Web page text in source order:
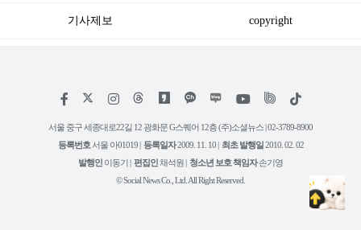
기사제보 copyright
페
스
인
타
램
위
트
유
튜
틱
서울 중구 세종대로22길 12 광화문 G스퀘어 12층 (주)소셜뉴스 | 02-3789-8900
등록번호 서울 아01019 | 등록일자2009. 11. 10 | 최초 발행일2010. 02. 02
발행인 이동기 | 편집인채석원 | 청소년 보호 책임자손기영
© Social News Co., Ltd. All Right Reserved.